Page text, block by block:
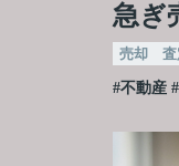
急ぎ
売却 査
#不動産